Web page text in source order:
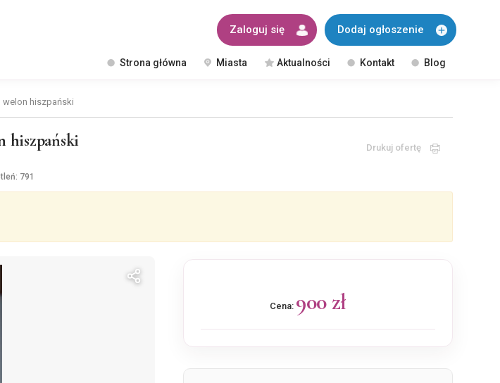
Zaloguj się Dodaj ogłoszenie
Strona główna Miasta Aktualności Kontakt Blog
welon hiszpański
hiszpański Drukuj ofertę
791
Cena: 900 zł